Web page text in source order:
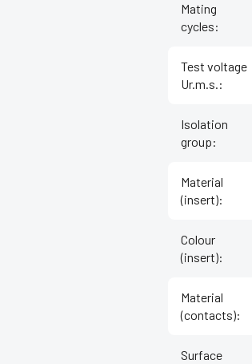
Mating
cycles:
Test voltage
Ur.m.s.:
Isolation
group:
Material
(insert):
Colour
(insert):
Material
(contacts):
Surface